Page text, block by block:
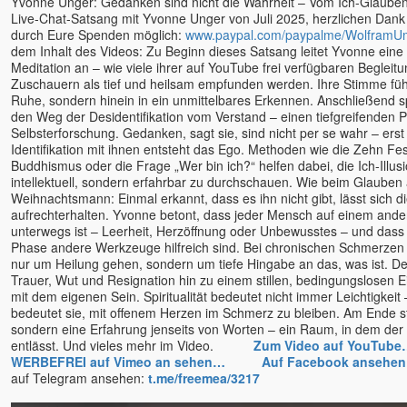
Ellen Kalwait-Borck u.
Slobodan
Ellie Roozdar
Ernst-Peter Flint
Evelin Rosenfeld
Florian Tathagata u. Julia
Schlosser
Francis Lucille
Friederike Hemsath
Gabriele Rudolph
Gaia
Ganga Mira
Gangaji u. Eli
geistreich
Bewusstseinsschule
Gerd Valentinelli
Gerhard Leon Laub
Gerhard Schrabal
Gopal
Live-Chat-Satsang mit Yvonne Unger von Juli 2025, herzlichen
durch Eure Spenden möglich: www.paypal.com/paypalme/
dem Inhalt des Videos: Zu Beginn dieses Satsang leitet Yvonne
Meditation an – wie viele ihrer auf YouTube frei verfügbaren
Zuschauern als tief und heilsam empfunden werden. Ihre Stimme
Ruhe, sondern hinein in ein unmittelbares Erkennen. Anschließend
den Weg der Desidentifikation vom Verstand – einen tiefgreifenden
Selbsterforschung. Gedanken, sagt sie, sind nicht per se wahr –
Identifikation mit ihnen entsteht das Ego. Methoden wie die Zehn
Buddhismus oder die Frage „Wer bin ich?“ helfen dabei, die Ich-
intellektuell, sondern erfahrbar zu durchschauen. Wie beim Glauben
Weihnachtsmann: Einmal erkannt, dass es ihn nicht gibt, lässt sich
aufrechterhalten. Yvonne betont, dass jeder Mensch auf einem
unterwegs ist – Leerheit, Herzöffnung oder Unbewusstes – und
Phase andere Werkzeuge hilfreich sind. Bei chronischen
nur um Heilung gehen, sondern um tiefe Hingabe an das, was ist.
Trauer, Wut und Resignation hin zu einem stillen, bedingungslosen
mit dem eigenen Sein. Spiritualität bedeutet nicht immer Leichtigkeit
bedeutet sie, mit offenem Herzen im Schmerz zu bleiben. Am Ende
sondern eine Erfahrung jenseits von Worten – ein Raum, in dem
entlässt. Und vieles mehr im Video. Zum Video auf
WERBEFREI auf Vimeo an sehen…
Auf Facebook
auf Telegram ansehen: t.me/freemea/3217